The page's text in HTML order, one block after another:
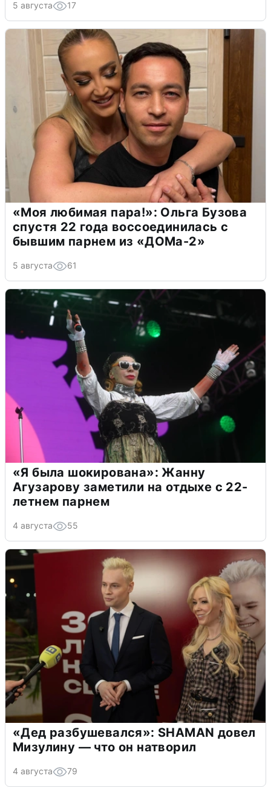
5 августа 17
«Моя любимая пара!»: Ольга Бузова
спустя 22 года воссоединилась с
бывшим парнем из «ДОМа-2»
5 августа 61
«Я была шокирована»: Жанну
Агузарову заметили на отдыхе с 22-
летнем парнем
4 августа 55
«Дед разбушевался»: SHAMAN довел
Мизулину — что он натворил
4 августа 79